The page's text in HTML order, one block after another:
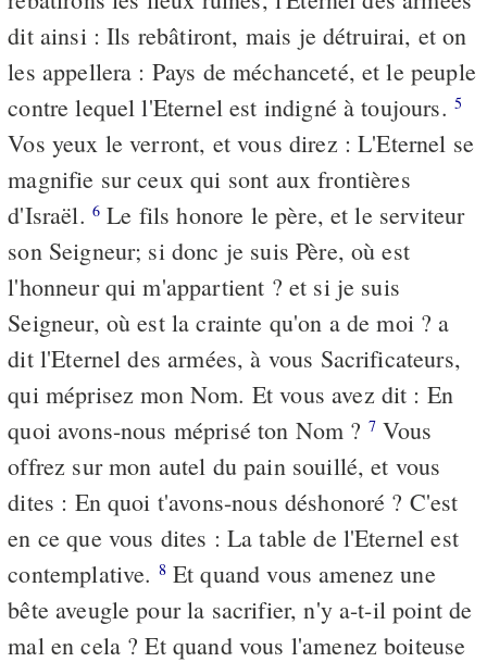
dit ainsi : Ils rebâtiront, mais je détruirai, et on
les appellera : Pays de méchanceté, et le peuple
contre lequel l'Eternel est indigné à toujours. 5
Vos yeux le verront, et vous direz : L'Eternel se
magnifie sur ceux qui sont aux frontières
d'Israël. 6 Le fils honore le père, et le serviteur
son Seigneur; si donc je suis Père, où est
l'honneur qui m'appartient ? et si je suis
Seigneur, où est la crainte qu'on a de moi ? a
dit l'Eternel des armées, à vous Sacrificateurs,
qui méprisez mon Nom. Et vous avez dit : En
quoi avons-nous méprisé ton Nom ? 7Vous
offrez sur mon autel du pain souillé, et vous
dites : En quoi t'avons-nous déshonoré ? C'est
en ce que vous dites : La table de l'Eternel est
contemplative. 8Et quand vous amenez une
bête aveugle pour la sacrifier, n'y a-t-il point de
mal en cela ? Et quand vous l'amenez boiteuse